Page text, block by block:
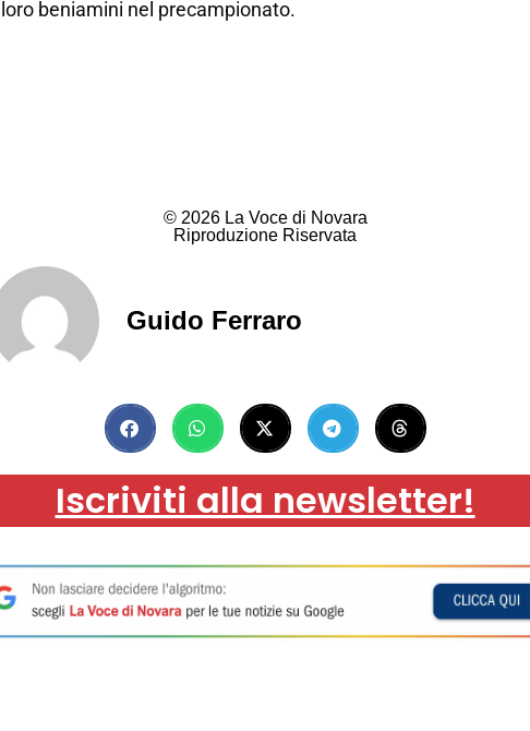
loro beniamini nel precampionato.
© 2026 La Voce di Novara
Riproduzione Riservata
Guido Ferraro
Iscriviti alla newsletter!